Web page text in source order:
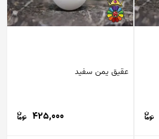
عقیق یمن سفید
425,000